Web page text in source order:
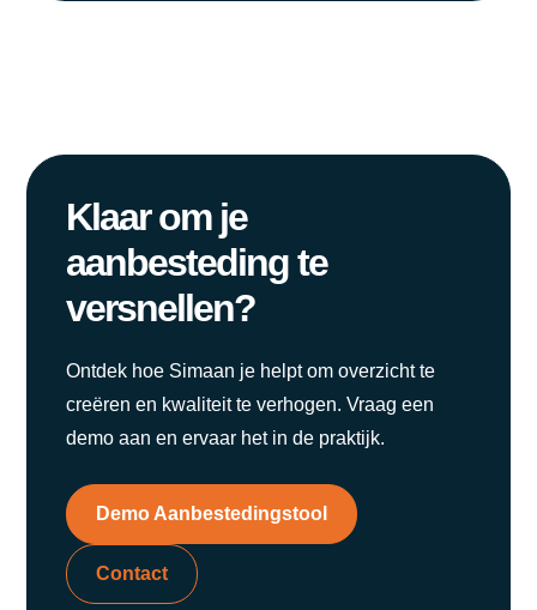
Klaar om je
aanbesteding te
versnellen?
Ontdek hoe Simaan je helpt om overzicht te
creëren en kwaliteit te verhogen. Vraag een
demo aan en ervaar het in de praktijk.
Demo Aanbestedingstool
Contact